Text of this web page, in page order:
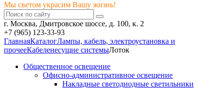
Мы светом украсим Вашу жизнь!
г. Москва, Дмитровское шоссе, д. 100, к. 2
+7 (965) 123-33-93
ГлавнаяКаталогЛампы, кабель, электроустановка и
прочееКабеленесущие системыЛоток
Общественное освещение
Офисно-административное освещение
Накладные светодиодные светильники